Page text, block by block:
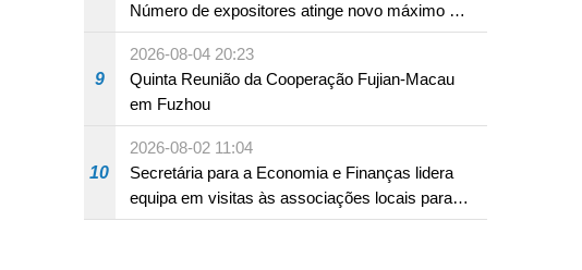
Número de expositores atinge novo máximo em
18 anos
9
2026-08-04 20:23
Quinta Reunião da Cooperação Fujian-Macau
em Fuzhou
10
2026-08-02 11:04
Secretária para a Economia e Finanças lidera
equipa em visitas às associações locais para
consolidar consensos e promover os trabalhos